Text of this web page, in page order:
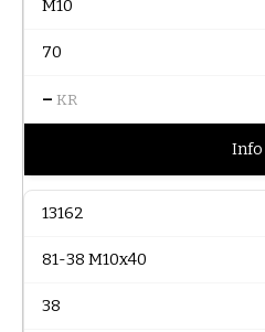
M10
70
– KR
Info
13162
81-38 M10x40
38